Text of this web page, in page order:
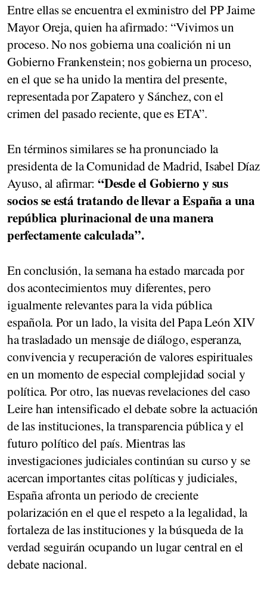
Entre ellas se encuentra el exministro del PP Jaime
Mayor Oreja, quien ha afirmado: “Vivimos un
proceso. No nos gobierna una coalición ni un
Gobierno Frankenstein; nos gobierna un proceso,
en el que se ha unido la mentira del presente,
representada por Zapatero y Sánchez, con el
crimen del pasado reciente, que es ETA”.
En términos similares se ha pronunciado la
presidenta de la Comunidad de Madrid, Isabel Díaz
Ayuso, al afirmar:“Desde el Gobierno y sus
socios se está tratando de llevar a España a una
república plurinacional de una manera
perfectamente calculada”.
En conclusión, la semana ha estado marcada por
dos acontecimientos muy diferentes, pero
igualmente relevantes para la vida pública
española. Por un lado, la visita del Papa León XIV
ha trasladado un mensaje de diálogo, esperanza,
convivencia y recuperación de valores espirituales
en un momento de especial complejidad social y
política. Por otro, las nuevas revelaciones del caso
Leire han intensificado el debate sobre la actuación
de las instituciones, la transparencia pública y el
futuro político del país. Mientras las
investigaciones judiciales continúan su curso y se
acercan importantes citas políticas y judiciales,
España afronta un periodo de creciente
polarización en el que el respeto a la legalidad, la
fortaleza de las instituciones y la búsqueda de la
verdad seguirán ocupando un lugar central en el
debate nacional.